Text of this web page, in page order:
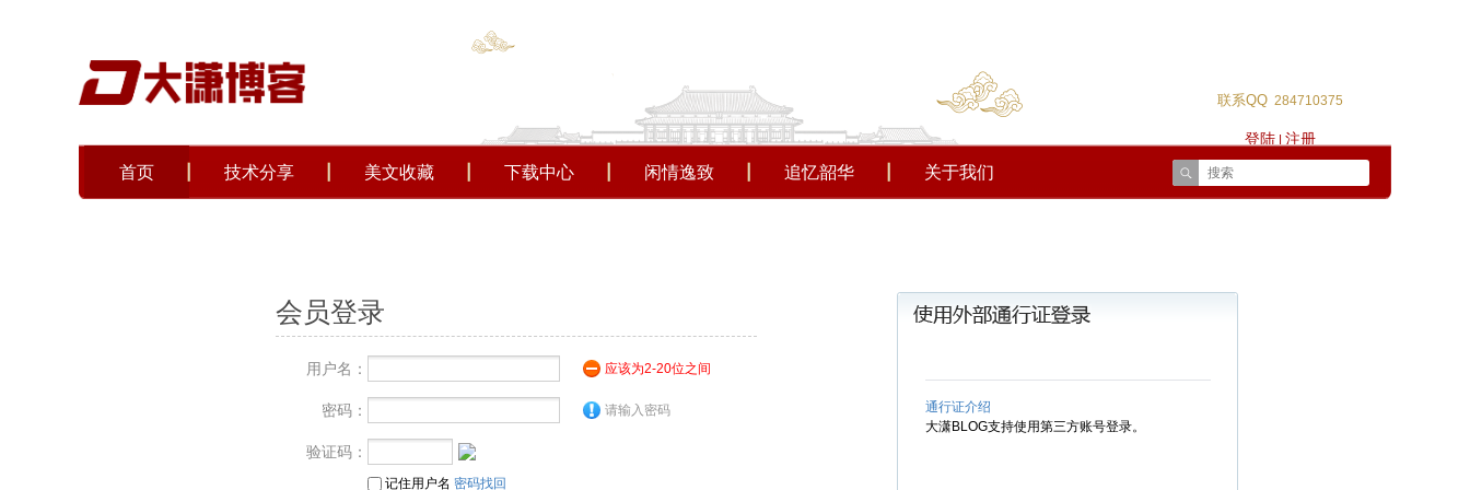
联系QQ 284710375
登陆 | 注册
首页 技术分享 美文收藏 下载中心 闲情逸致 追忆韶华 关于我们
会员登录
用户名： 应该为2-20位之间
密码： 请输入密码
验证码：
记住用户名 密码找回
通行证介绍
大潇BLOG支持使用第三方账号登录。